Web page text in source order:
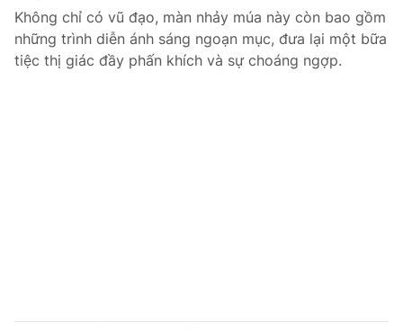
Không chỉ có vũ đạo, màn nhảy múa này còn bao gồm
những trình diễn ánh sáng ngoạn mục, đưa lại một bữa
tiệc thị giác đầy phấn khích và sự choáng ngợp.